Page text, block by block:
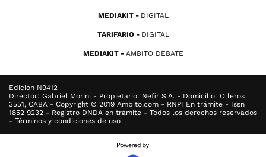
MEDIAKIT DIGITAL
TARIFARIO DIGITAL
MEDIAKIT AMBITO DEBATE
Edición N9412
Director: Gabriel Morini - Propietario: Nefir S.A. - Domicilio: Olleros
3551, CABA - Copyright © 2019 Ambito.com - RNPI En trámite - Issn
1852 9232 - Registro DNDA en trámite - Todos los derechos reservados
- Términos y condiciones de uso